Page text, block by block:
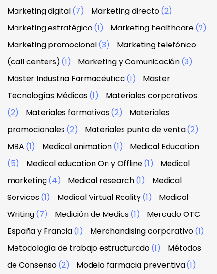
Marketing digital(7) Marketing directo(2)
Marketing estratégico(1) Marketing healthcare(2)
Marketing promocional(3)
Marketing telefónico
(call centers) (1) Marketing y Comunicación(3)
Máster Industria Farmacéutica(1)
Máster
Tecnologías Médicas(1)
Materiales corporativos
(2)
Materiales formativos(2)
Materiales
promocionales(2) Materiales punto de venta(2)
MBA (1) Medical animation(1)
Medical Education
(5)
Medical education On y Offline(1)
Medical
marketing(4) Medical research(1)
Medical
Services(1) Medical Virtual Reality(1)
Medical
Writing(7) Medición de Medios(1)
Mercado OTC
España y Francia(1) Merchandising corporativo(1)
Metodología de trabajo estructurado(1)
Métodos
de Consenso(2) Modelo farmacia preventiva(1)